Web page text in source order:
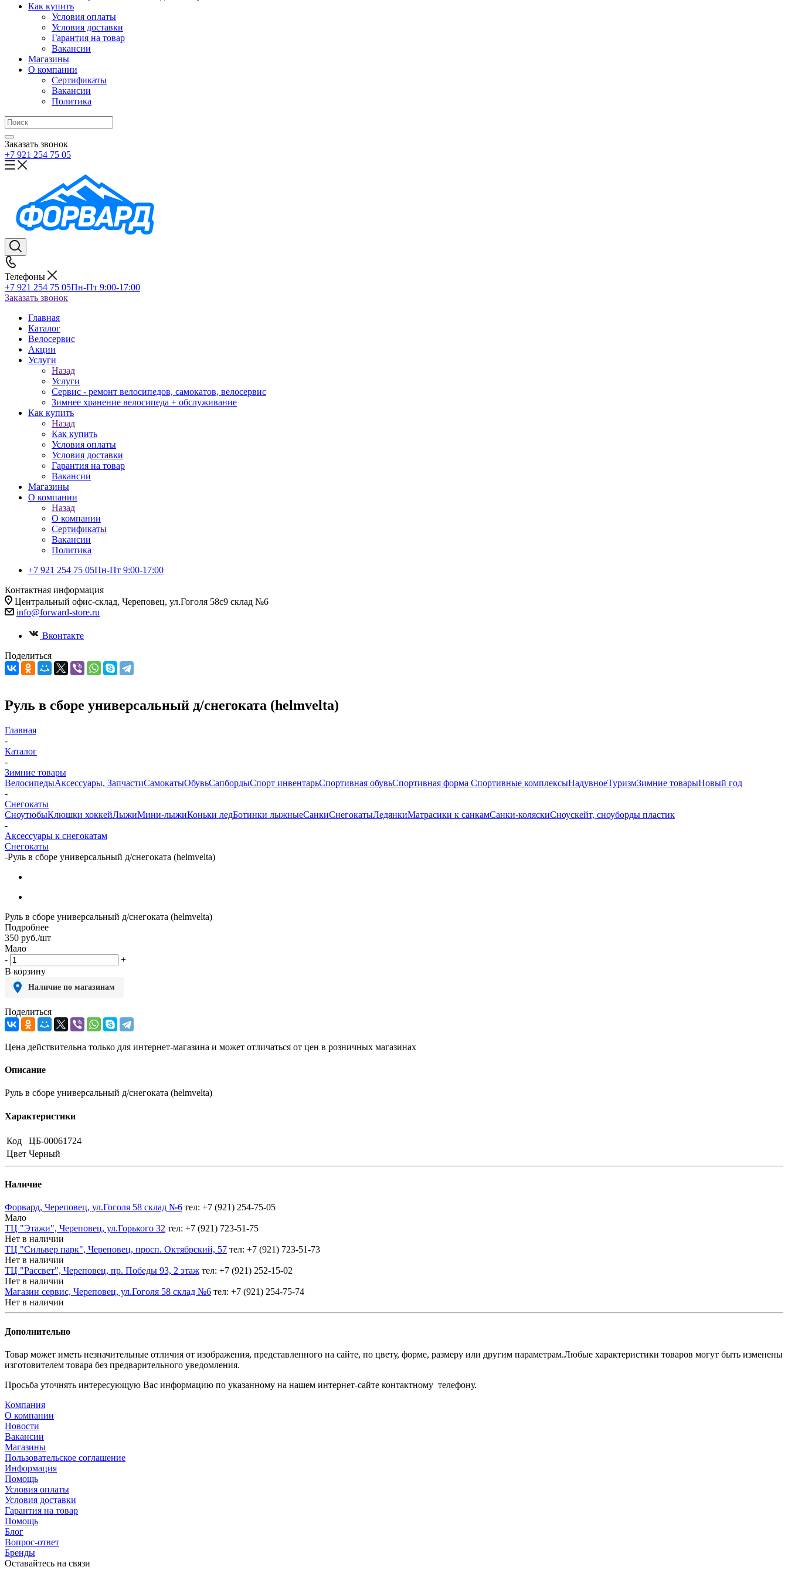
Как купить
Условия оплаты
Условия доставки
Гарантия на товар
Вакансии
Магазины
О компании
Сертификаты
Вакансии
Политика
Заказать звонок
+7 921 254 75 05
Телефоны
+7 921 254 75 05Пн-Пт 9:00-17:00
Заказать звонок
Главная
Каталог
Велосервис
Акции
Услуги
Назад
Услуги
Сервис - ремонт велосипедов, самокатов, велосервис
Зимнее хранение велосипеда + обслуживание
Как купить
Назад
Как купить
Условия оплаты
Условия доставки
Гарантия на товар
Вакансии
Магазины
О компании
Назад
О компании
Сертификаты
Вакансии
Политика
+7 921 254 75 05Пн-Пт 9:00-17:00
Контактная информация
Центральный офис-склад, Череповец, ул.Гоголя 58с9 склад №6
info@forward-store.ru
Вконтакте
Поделиться
Руль в сборе универсальный д/снегоката (helmvelta)
Главная
-
Каталог
-
Зимние товары
ВелосипедыАксессуары, ЗапчастиСамокатыОбувьСапбордыСпорт инвентарьСпортивная обувьСпортивная форма Спортивные комплексыНадувноеТуризмЗимние товарыНовый год
-
Снегокаты
СноутюбыКлюшки хоккейЛыжиМини-лыжиКоньки ледБотинки лыжныеСанкиСнегокатыЛедянкиМатрасики к санкамСанки-коляскиСноускейт, сноуборды пластик
-
Аксессуары к снегокатам
Снегокаты
-Руль в сборе универсальный д/снегоката (helmvelta)
Руль в сборе универсальный д/снегоката (helmvelta)
Подробнее
350 руб./шт
Мало
-
+
В корзину
Наличие по магазинам
Поделиться
Цена действительна только для интернет-магазина и может отличаться от цен в розничных магазинах
Описание
Руль в сборе универсальный д/снегоката (helmvelta)
Характеристики
Код
ЦБ-00061724
Цвет Черный
Наличие
Форвард, Череповец, ул.Гоголя 58 склад №6 тел: +7 (921) 254-75-05
Мало
ТЦ "Этажи", Череповец, ул.Горького 32 тел: +7 (921) 723-51-75
Нет в наличии
ТЦ "Сильвер парк", Череповец, просп. Октябрский, 57 тел: +7 (921) 723-51-73
Нет в наличии
ТЦ "Рассвет", Череповец, пр. Победы 93, 2 этаж тел: +7 (921) 252-15-02
Нет в наличии
Магазин сервис, Череповец, ул.Гоголя 58 склад №6 тел: +7 (921) 254-75-74
Нет в наличии
Дополнительно
Товар может иметь незначительные отличия от изображения, представленного на сайте, по цвету, форме, размеру или другим параметрам.Любые характеристики товаров могут быть изменены
изготовителем товара без предварительного уведомления.
Просьба уточнять интересующую Вас информацию по указанному на нашем интернет-сайте контактному телефону.
Компания
О компании
Новости
Вакансии
Магазины
Пользовательское соглашение
Информация
Помощь
Условия оплаты
Условия доставки
Гарантия на товар
Помощь
Блог
Вопрос-ответ
Бренды
Оставайтесь на связи